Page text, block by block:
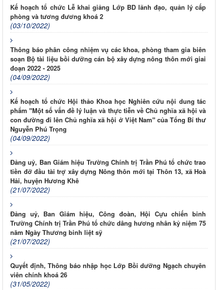
Kế hoạch tổ chức Lễ khai giảng Lớp BD lãnh đạo, quản lý cấp
phòng và tương đương khoá 2
(03/10/2022)
Thông báo phân công nhiệm vụ các khoa, phòng tham gia biên
soạn Bộ tài liệu bồi dưỡng cán bộ xây dựng nông thôn mới giai
đoạn 2022 - 2025
(04/09/2022)
Kế hoạch tổ chức Hội thảo Khoa học Nghiên cứu nội dung tác
phẩm "Một số vấn đề lý luận và thực tiễn về Chủ nghĩa xã hội và
con đường đi lên Chủ nghĩa xã hội ở Việt Nam" của Tổng Bí thư
Nguyễn Phú Trọng
(04/09/2022)
Đảng uỷ, Ban Giám hiệu Trường Chính trị Trần Phú tổ chức trao
tiền đỡ đầu tài trợ xây dựng Nông thôn mới tại Thôn 13, xã Hoà
Hải, huyện Hương Khê
(21/07/2022)
Đảng uỷ, Ban Giám hiệu, Công đoàn, Hội Cựu chiến binh
Trường Chính trị Trần Phú tổ chức dâng hương nhân kỷ niệm 75
năm Ngày Thương binh liệt sỹ
(21/07/2022)
Quyết định, Thông báo nhập học Lớp Bồi dưỡng Ngạch chuyên
viên chính khoá 26
(31/05/2022)